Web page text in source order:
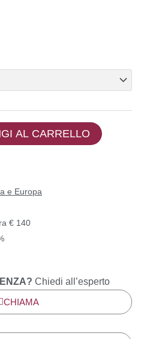
AL CARRELLO
e Europa
€ 140
Chiedi all’esperto
CHIAMA